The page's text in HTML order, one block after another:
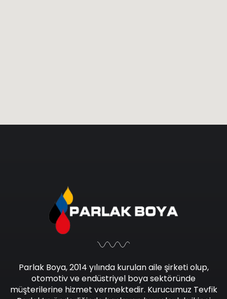
Parlak Boya, 2014 yılında kurulan aile şirketi olup,
otomotiv ve endüstriyel boya sektöründe
müşterilerine hizmet vermektedir. Kurucumuz Tevfik